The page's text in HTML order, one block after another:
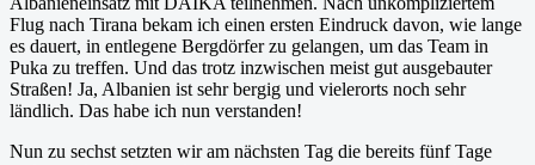
Flug nach Tirana bekam ich einen ersten Eindruck davon, wie lange
es dauert, in entlegene Bergdörfer zu gelangen, um das Team in
Puka zu treffen. Und das trotz inzwischen meist gut ausgebauter
Straßen! Ja, Albanien ist sehr bergig und vielerorts noch sehr
ländlich. Das habe ich nun verstanden!
Nun zu sechst setzten wir am nächsten Tag die bereits fünf Tage